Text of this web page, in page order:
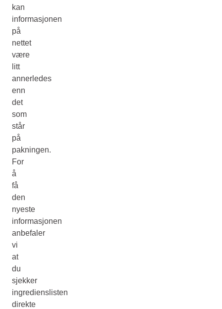
kan
informasjonen
på
nettet
være
litt
annerledes
enn
det
som
står
på
pakningen.
For
å
få
den
nyeste
informasjonen
anbefaler
vi
at
du
sjekker
ingredienslisten
direkte